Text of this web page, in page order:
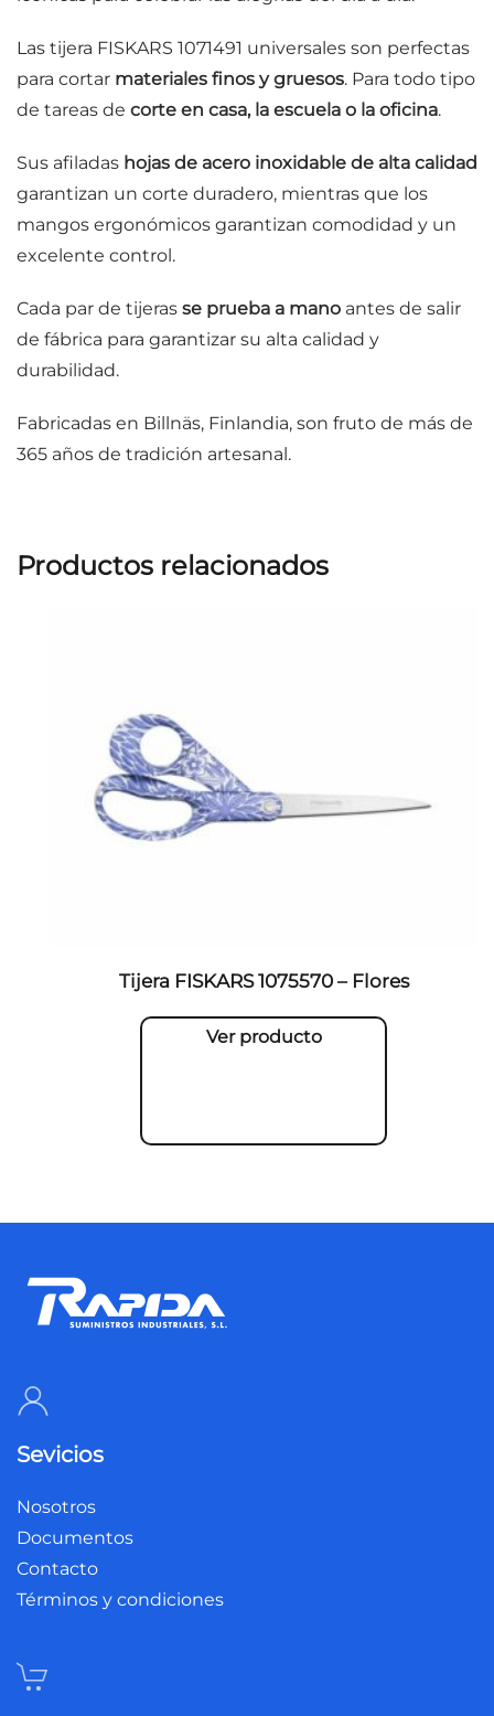
Las tijera FISKARS 1071491 universales son perfectas
para cortar materiales finos y gruesos. Para todo tipo
de tareas de corte en casa, la escuela o la oficina.
Sus afiladas hojas de acero inoxidable de alta calidad
garantizan un corte duradero, mientras que los
mangos ergonómicos garantizan comodidad y un
excelente control.
Cada par de tijeras se prueba a mano antes de salir
de fábrica para garantizar su alta calidad y
durabilidad.
Fabricadas en Billnäs, Finlandia, son fruto de más de
365 años de tradición artesanal.
Productos relacionados
Tijera FISKARS 1075570 – Flores
Ver producto
Sevicios
Nosotros
Documentos
Contacto
Términos y condiciones